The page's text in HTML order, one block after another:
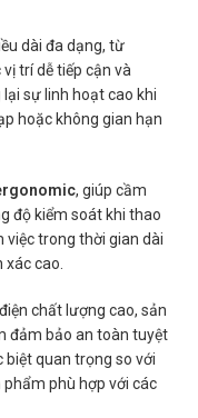
dài đa dạng, từ
trí dễ tiếp cận và
sự linh hoạt cao khi
hoặc không gian hạn
, giúp cầm
độ kiểm soát khi thao
việc trong thời gian dài
cao.
chất lượng cao, sản
đảm bảo an toàn tuyệt
biệt quan trọng so với
phù hợp với các